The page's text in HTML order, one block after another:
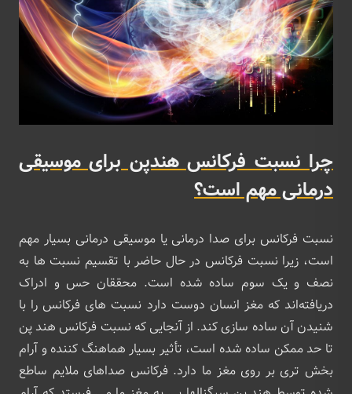
چرا نسبت فرکانس هندپن برای موسیقی
درمانی مهم است؟
نسبت فرکانس برای صدا درمانی یا موسیقی درمانی بسیار مهم
است، زیرا نسبت فرکانس در حال حاضر با تقسیم نسبت ها به
نصف و یک سوم ساده شده است. محققان حس و ادراک
دریافته‌اند که مغز انسان دوست دارد نسبت های فرکانس را با
شنیدن آن ساده ‌سازی کند. از آنجایی که نسبت فرکانس هند پن
تا حد ممکن ساده شده است، تأثیر بسیار هماهنگ کننده و آرام
بخش تری بر روی مغز ما دارد. فرکانس صداهای ملایم ساطع